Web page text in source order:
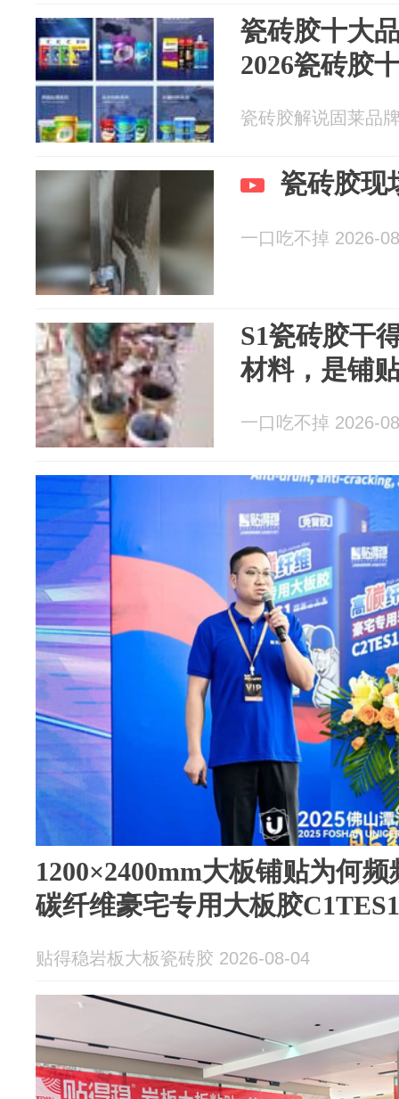
瓷砖胶十大
2026瓷砖胶
瓷砖胶解说固莱品
瓷砖胶现
一口吃不掉 2026-
S1瓷砖胶干
材料，是铺
一口吃不掉 2026-
1200×2400mm大板铺贴为何
碳纤维豪宅专用大板胶
贴得稳岩板大板瓷砖胶 2026-08-04